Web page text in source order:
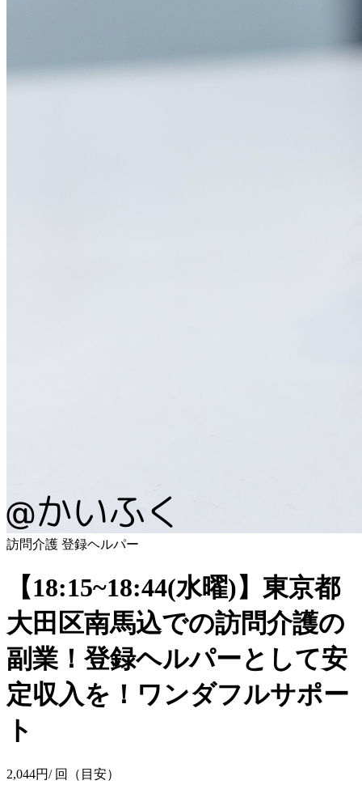
訪問介護 登録ヘルパー
【18:15~18:44(水曜)】東京都
大田区南馬込での訪問介護の
副業！登録ヘルパーとして安
定収入を！ワンダフルサポー
ト
2,044円/ 回（目安）